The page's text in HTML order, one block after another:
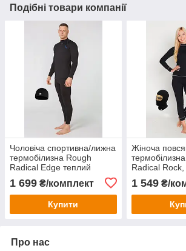
Подібні товари компанії
Чоловіча спортивна/лижна
термобілизна Rough
Radical Edge теплий
1 699 ₴/комплект
Купити
Жіноча
Radical Rock,
1 549₴/
Про нас